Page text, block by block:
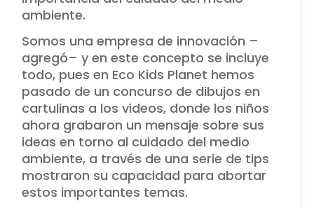
ambiente.
Somos una empresa de innovación –
agregó– y en este concepto se incluye
todo, pues en Eco Kids Planet hemos
pasado de un concurso de dibujos en
cartulinas a los videos, donde los niños
ahora grabaron un mensaje sobre sus
ideas en torno al cuidado del medio
ambiente, a través de una serie de tips
mostraron su capacidad para abortar
estos importantes temas.